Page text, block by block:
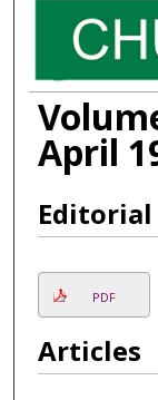
April
Editorial
PDF
Articles